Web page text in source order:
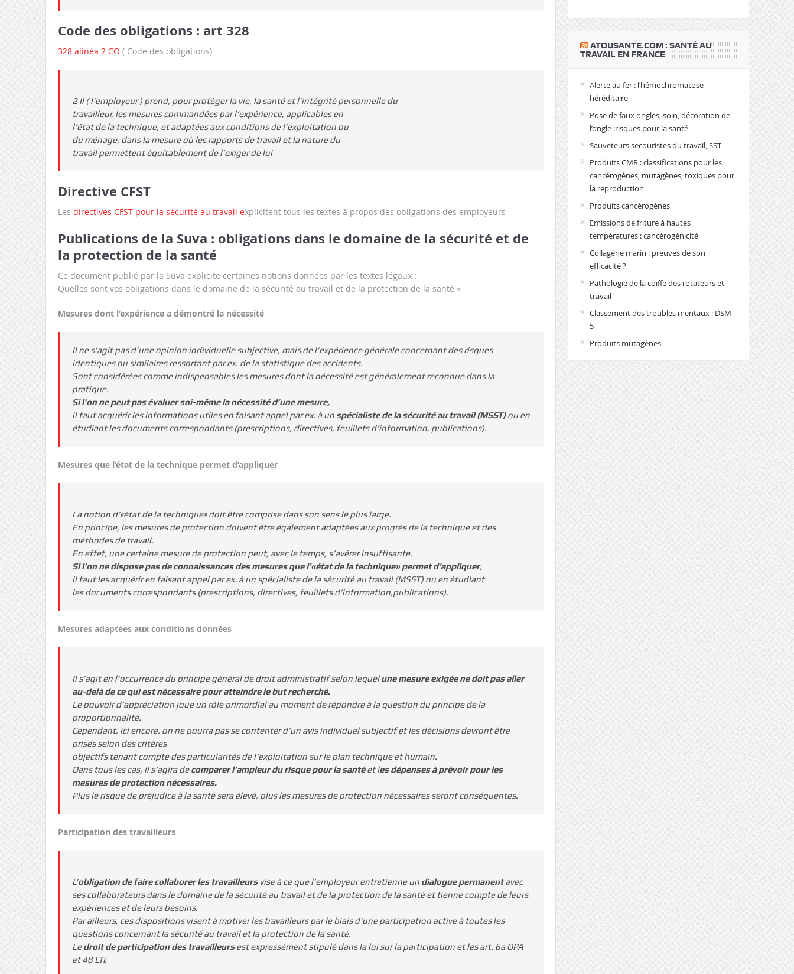
Code des obligations : art 328
328 alinéa 2 CO ( Code des obligations)
2 Il ( l’employeur ) prend, pour protéger la vie, la santé et l’intégrité personnelle du
travailleur, les mesures commandées par l’expérience, applicables en
l’état de la technique, et adaptées aux conditions de l’exploitation ou
du ménage, dans la mesure où les rapports de travail et la nature du
travail permettent équitablement de l’exiger de lui
Directive CFST
Les directives CFST pour la sécurité au travail explicitent tous les textes à propos des obligations des employeurs
Publications de la Suva : obligations dans le domaine de la sécurité et de
la protection de la santé
Ce document publié par la Suva explicite certaines notions données par les textes légaux :
Quelles sont vos obligations dans le domaine de la sécurité au travail et de la protection de la santé »
Mesures dont l’expérience a démontré la nécessité
Il ne s’agit pas d’une opinion individuelle subjective, mais de l’expérience générale concernant des risques
identiques ou similaires ressortant par ex. de la statistique des accidents.
Sont considérées comme indispensables les mesures dont la nécessité est généralement reconnue dans la
pratique.
Si l’on ne peut pas évaluer soi-même la nécessité d’une mesure,
il faut acquérir les informations utiles en faisant appel par ex. à unspécialiste de la sécurité au travail (MSST)ou en
étudiant les documents correspondants (prescriptions, directives, feuillets d’information, publications).
Mesures que l’état de la technique permet d’appliquer
La notion d’«état de la technique» doit être comprise dans son sens le plus large.
En principe, les mesures de protection doivent être également adaptées aux progrès de la technique et des
méthodes de travail.
En effet, une certaine mesure de protection peut, avec le temps, s’avérer insuffisante.
Si l’on ne dispose pas de connaissances des mesures que l’«état de la technique» permet d’appliquer,
il faut les acquérir en faisant appel par ex. à un spécialiste de la sécurité au travail (MSST) ou en étudiant
les documents correspondants (prescriptions, directives, feuillets d’information,publications).
Mesures adaptées aux conditions données
Il s’agit en l’occurrence du principe général de droit administratif selon lequelune mesure exigée ne doit pas aller
au-delà de ce qui est nécessaire pour atteindre le but recherché.
Le pouvoir d’appréciation joue un rôle primordial au moment de répondre à la question du principe de la
proportionnalité.
Cependant, ici encore, on ne pourra pas se contenter d’un avis individuel subjectif et les décisions devront être
prises selon des critères
objectifs tenant compte des particularités de l’exploitation sur le plan technique et humain.
Dans tous les cas, il s’agira decomparer l’ampleur du risque pour la santéet les dépenses à prévoir pour les
mesures de protection nécessaires.
Plus le risque de préjudice à la santé sera élevé, plus les mesures de protection nécessaires seront conséquentes.
Participation des travailleurs
L’obligation de faire collaborer les travailleursvise à ce que l’employeur entretienne un dialogue permanentavec
ses collaborateurs dans le domaine de la sécurité au travail et de la protection de la santé et tienne compte de leurs
expériences et de leurs besoins.
Par ailleurs, ces dispositions visent à motiver les travailleurs par le biais d’une participation active à toutes les
questions concernant la sécurité au travail et la protection de la santé.
Ledroit de participation des travailleursest expressément stipulé dans la loi sur la participation et les art. 6a OPA
et 48 LTr.
​ATOUSANTE.COM : SANTÉ AU
TRAVAIL EN FRANCE
Alerte au fer : l’hémochromatose
héréditaire
Pose de faux ongles, soin, décoration de
l’ongle :risques pour la santé
Sauveteurs secouristes du travail, SST
Produits CMR : classifications pour les
cancérogènes, mutagènes, toxiques pour
la reproduction
Produits cancérogènes
Emissions de friture à hautes
températures : cancérogénicité
Collagène marin : preuves de son
efficacité ?
Pathologie de la coiffe des rotateurs et
travail
Classement des troubles mentaux : DSM
5
Produits mutagènes